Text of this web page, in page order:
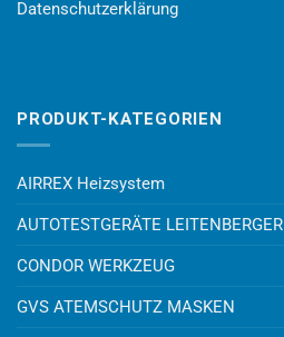
Datenschutzerklärung
PRODUKT-KATEGORIEN
AIRREX Heizsystem
AUTOTESTGERÄTE LEITENBERGER
CONDOR WERKZEUG
GVS ATEMSCHUTZ MASKEN